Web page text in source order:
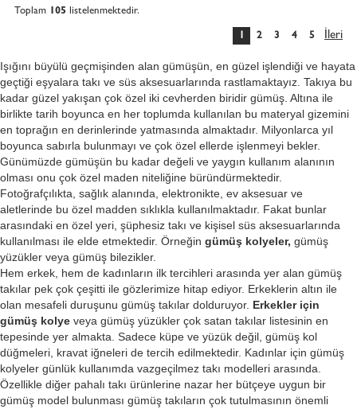
Toplam 105 listelenmektedir.
İleri
1 2 3 4 5
Işığını büyülü geçmişinden alan gümüşün, en güzel işlendiği ve hayata
geçtiği eşyalara takı ve süs aksesuarlarında rastlamaktayız. Takıya bu
kadar güzel yakışan çok özel iki cevherden biridir gümüş. Altına ile
birlikte tarih boyunca en her toplumda kullanılan bu materyal gizemini
en toprağın en derinlerinde yatmasında almaktadır. Milyonlarca yıl
boyunca sabırla bulunmayı ve çok özel ellerde işlenmeyi bekler.
Günümüzde gümüşün bu kadar değeli ve yaygın kullanım alanının
olması onu çok özel maden niteliğine büründürmektedir.
Fotoğrafçılıkta, sağlık alanında, elektronikte, ev aksesuar ve
aletlerinde bu özel madden sıklıkla kullanılmaktadır. Fakat bunlar
arasındaki en özel yeri, şüphesiz takı ve kişisel süs aksesuarlarında
kullanılması ile elde etmektedir. Örneğin gümüş kolyeler, gümüş
yüzükler veya gümüş bilezikler.
Hem erkek, hem de kadınların ilk tercihleri arasında yer alan gümüş
takılar pek çok çeşitti ile gözlerimize hitap ediyor. Erkeklerin altın ile
olan mesafeli duruşunu gümüş takılar dolduruyor. Erkekler için
gümüş kolye veya gümüş yüzükler çok satan takılar listesinin en
tepesinde yer almakta. Sadece küpe ve yüzük değil, gümüş kol
düğmeleri, kravat iğneleri de tercih edilmektedir. Kadınlar için gümüş
kolyeler günlük kullanımda vazgeçilmez takı modelleri arasında.
Özellikle diğer pahalı takı ürünlerine nazar her bütçeye uygun bir
gümüş model bulunması gümüş takıların çok tutulmasının önemli